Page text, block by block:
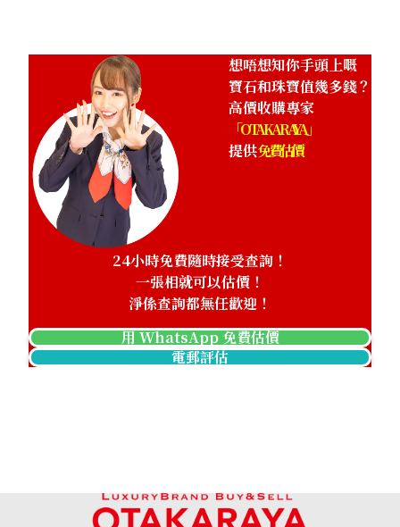
想唔想知你手頭上嘅
寶石和珠寶值幾多錢？
高價收購專家
「OTAKARAYA」
提供免費估價
24小時免費隨時接受查詢！
一張相就可以估價！
淨係查詢都無任歡迎！
用 WhatsApp 免費估價
電郵評估